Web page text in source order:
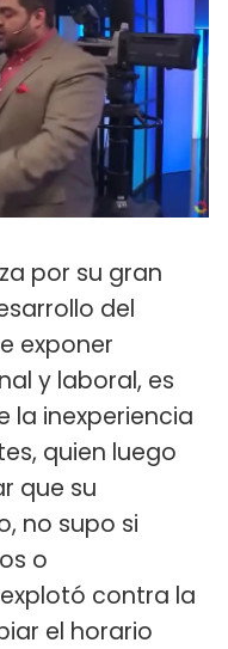
por su gran
del
exponer
y laboral, es
la inexperiencia
quien luego
que su
no supo si
o
explotó contra la
el horario